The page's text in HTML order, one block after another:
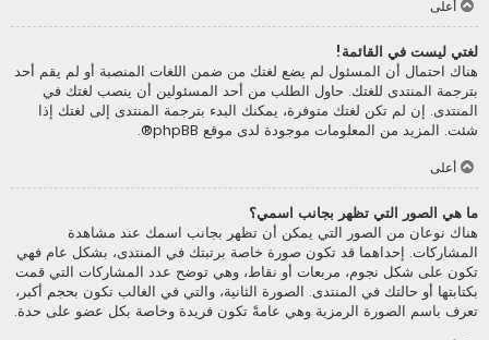
أعلى
لغتي ليست في القائمة!
هناك احتمال أن المسئول لم يضع لغتك من ضمن اللغات المنصبة أو لم يقم أحد
بترجمة المنتدى للغتك. حاول الطلب من أحد المسئولين أن ينصب لغتك في
المنتدى. إن لم تكن لغتك متوفرة، يمكنك البدء بترجمة المنتدى إلى لغتك إذا
شئت. المزيد من المعلومات موجودة لدى موقع phpBB
®.
أعلى
ما هي الصور التي تظهر بجانب اسمي؟
هناك نوعان من الصور التي يمكن أن تظهر بجانب اسمك عند مشاهدة
المشاركات. إحداهما قد تكون صورة خاصة برتبتك في المنتدى، بشكل عام فهي
تكون على شكل نجوم، مربعات أو نقاط، وهي توضح عدد المشاركات التي قمت
بكتابتها أو حالتك في المنتدى. الصورة الثانية، والتي في الغالب تكون بحجم أكبر،
تعرف باسم الصورة الرمزية وهي عامةً تكون فريدة وخاصة بكل عضو على حدة.